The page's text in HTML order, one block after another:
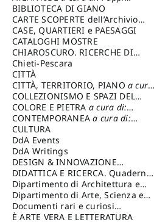
Lionello
BIBLIOTECA DI GIANO
CARTE SCOPERTE dell’Archivio
Storico Capitolino
CASE, QUARTIERI e PAESAGGI
CATALOGHI MOSTRE
CHIAROSCURO. RICERCHE DI
STORIA E STORIA DELL'ARTE
cura di: Di Carpegna Falconieri
Tommaso
Chieti-Pescara
CITTÀ
CITTÀ, TERRITORIO, PIANO a cura
di: Imbesi Giuseppe
COLLEZIONISMO E SPAZI DEL
COLLEZIONISMO a cura di:
Magnani Lauro
COLORE E PIETRA a cura di:
Selvaggi Giuseppe
CONTEMPORANEAa cura di:
Gubinelli Luna
CULTURA
DdA Events
DdA Writings
DESIGN & INNOVAZIONE
TECNOLOGICAa cura di: Vallicelli
Andrea
DIDATTICA E RICERCA. Quaderni
della Scuola
Dipartimento di Architettura e
Analisi della Città Mediterranea
Dipartimento di Arte, Scienza e
Tecnica del Costuire
Documenti rari e curiosi
dall'Archivio Segreto
È ARTE VERA E LETTERATURA